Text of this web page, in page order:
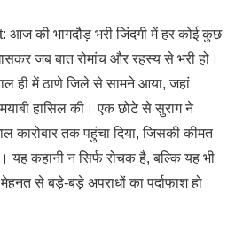
की भागदौड़ भरी जिंदगी में हर कोई कुछ
जब बात रोमांच और रहस्य से भरी हो।
ही में ठाणे जिले से सामने आया, जहां
हासिल की। एक छोटे से सुराग ने
कारोबार तक पहुंचा दिया, जिसकी कीमत
यह कहानी न सिर्फ रोचक है, बल्कि यह भी
से बड़े-बड़े अपराधों का पर्दाफाश हो